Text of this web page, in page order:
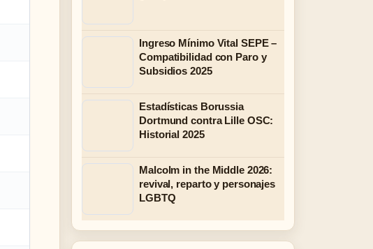
Ingreso Mínimo Vital SEPE –
Compatibilidad con Paro y
Subsidios 2025
Estadísticas Borussia
Dortmund contra Lille OSC:
Historial 2025
Malcolm in the Middle 2026:
revival, reparto y personajes
LGBTQ